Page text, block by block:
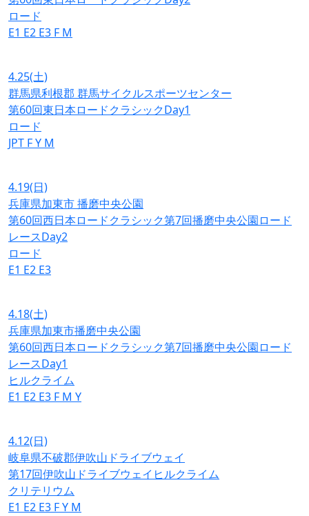
ロード
E1 E2 E3 F M
4.25(土)
群馬県利根郡 群馬サイクルスポーツセンター
第60回東日本ロードクラシックDay1
ロード
JPT FY M
4.19(日)
兵庫県加東市 播磨中央公園
第60回西日本ロードクラシック第7回播磨中央公園ロード
レースDay2
ロード
E1 E2 E3
4.18(土)
兵庫県加東市播磨中央公園
第60回西日本ロードクラシック第7回播磨中央公園ロード
レースDay1
ヒルクライム
E1 E2 E3 F M Y
4.12(日)
岐阜県不破郡伊吹山ドライブウェイ
第17回伊吹山ドライブウェイヒルクライム
クリテリウム
E1 E2 E3 FY M